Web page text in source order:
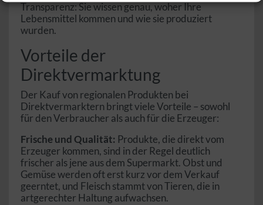
Transparenz: Sie wissen genau, woher Ihre
Lebensmittel kommen und wie sie produziert
wurden.
Vorteile der
Direktvermarktung
Der Kauf von regionalen Produkten bei
Direktvermarktern bringt viele Vorteile – sowohl
für den Verbraucher als auch für die Erzeuger:
Frische und Qualität: Produkte, die direkt vom
Erzeuger kommen, sind in der Regel deutlich
frischer als jene aus dem Supermarkt. Obst und
Gemüse werden oft erst kurz vor dem Verkauf
geerntet, und Fleisch stammt von Tieren, die in
artgerechter Haltung aufwachsen.